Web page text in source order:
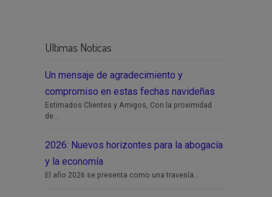
Ultimas Noticas
Un mensaje de agradecimiento y
compromiso en estas fechas navideñas
Estimados Clientes y Amigos, Con la proximidad
de...
2026: Nuevos horizontes para la abogacía
y la economía
El año 2026 se presenta como una travesía...